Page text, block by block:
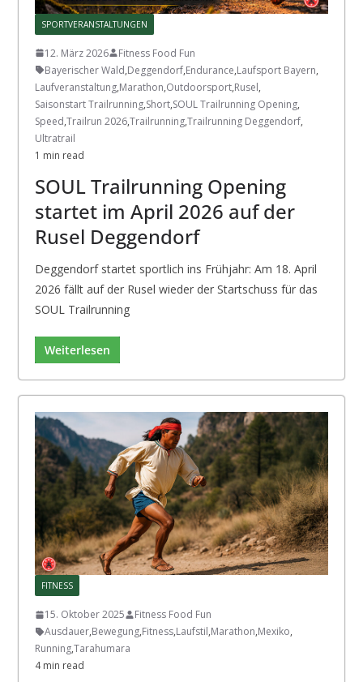
SPORTVERANSTALTUNGEN
12. März 2026
Fitness Food Fun
Bayerischer Wald,Deggendorf,Endurance,Laufsport Bayern,
Laufveranstaltung,Marathon,Outdoorsport,Rusel,
Saisonstart Trailrunning,Short,SOUL Trailrunning Opening,
Speed,Trailrun 2026,Trailrunning,Trailrunning Deggendorf,
Ultratrail
1 min read
SOUL Trailrunning Opening
startet im April 2026 auf der
Rusel Deggendorf
Deggendorf startet sportlich ins Frühjahr: Am 18. April
2026 fällt auf der Rusel wieder der Startschuss für das
SOUL Trailrunning
Weiterlesen
FITNESS
15. Oktober 2025
Fitness Food Fun
Ausdauer,Bewegung,Fitness,Laufstil,Marathon,Mexiko,
Running,Tarahumara
4 min read